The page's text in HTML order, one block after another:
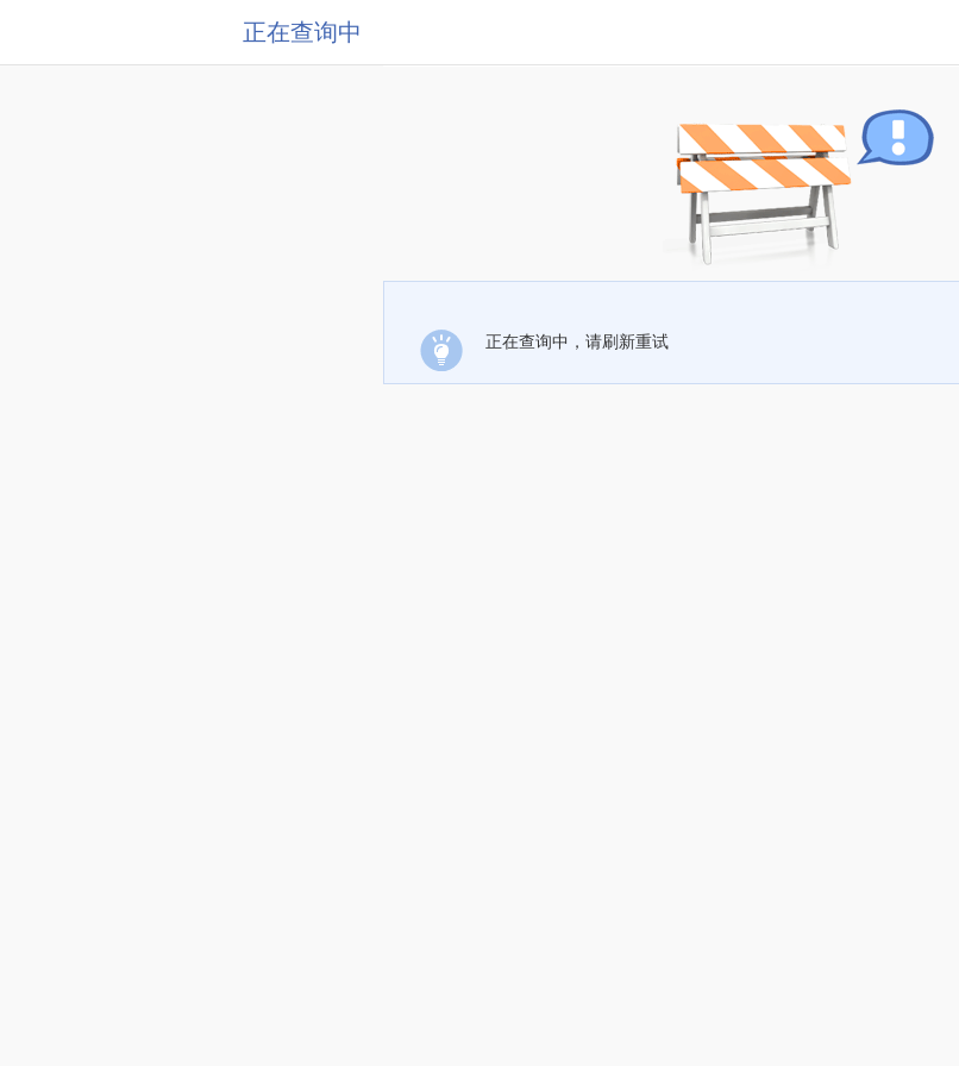
正在查询中
正在查询中，请刷新重试